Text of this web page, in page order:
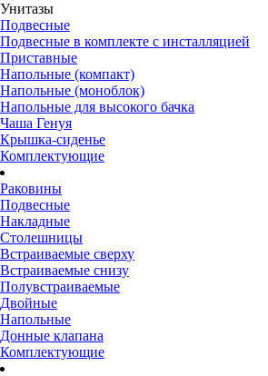
Унитазы
Подвесные
Подвесные в комплекте с инсталляцией
Приставные
Напольные (компакт)
Напольные (моноблок)
Напольные для высокого бачка
Чаша Генуя
Крышка-сиденье
Комплектующие
Раковины
Подвесные
Накладные
Столешницы
Встраиваемые сверху
Встраиваемые снизу
Полувстраиваемые
Двойные
Напольные
Донные клапана
Комплектующие